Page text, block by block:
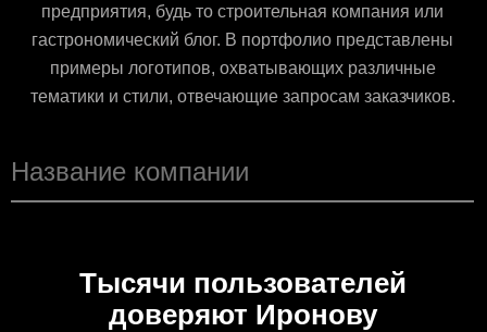
предприятия, будь то строительная компания или
гастрономический блог. В портфолио представлены
примеры логотипов, охватывающих различные
тематики и стили, отвечающие запросам заказчиков.
Тысячи пользователей
доверяют Иронову